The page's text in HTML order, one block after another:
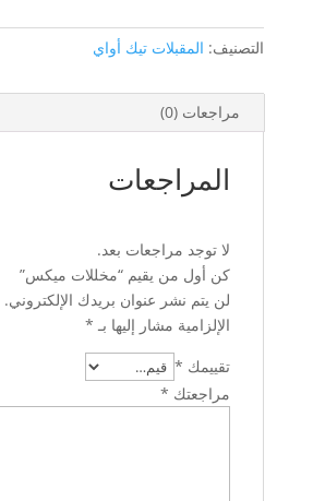
التصنيف: المقبلات تيك أواي
مراجعات (0)
المراجعات
لا توجد مراجعات بعد.
كن أول من يقيم “مخللات ميكس”
لن يتم نشر عنوان بريدك الإلكتروني.
الإلزامية مشار إليها بـ*
تقييمك *
مراجعتك *